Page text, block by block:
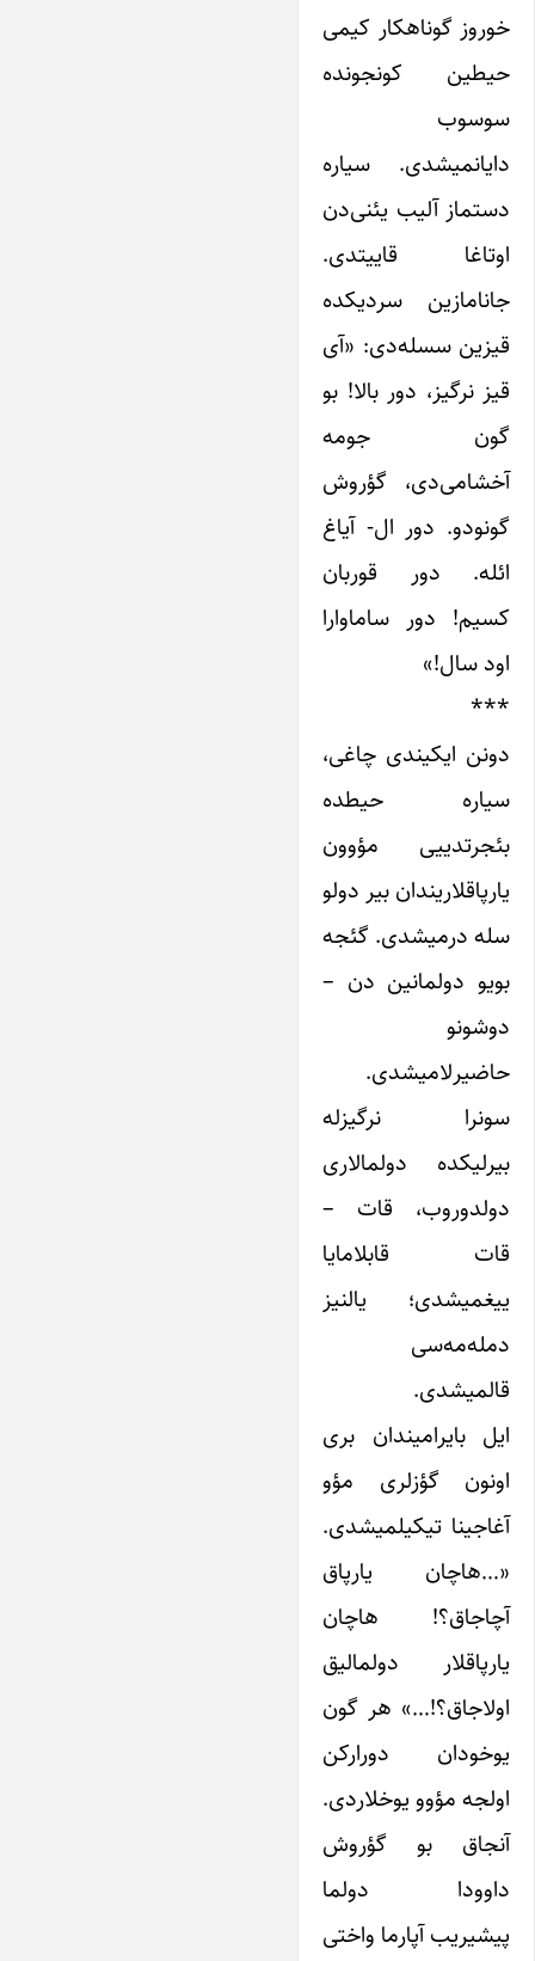
خوروز گوناهکار کیمی
حیطین کونجونده
سوسوب
دایانمیشدی. سیاره
دستماز آلیب یئنی‌دن
اوتاغا قاییتدی.
جانامازین سردیکده
قیزین سسله‌دی: «آی
قیز نرگیز، دور بالا! بو
گون جومه
آخشامی‌دی، گؤروش
گونودو. دور ال- آیاغ
ائله. دور قوربان
کسیم! دور ساماوارا
اود سال!»
***
دونن ایکیندی چاغی،
سیاره حیطده
بئجرتدییی مؤوون
یارپاقلاریندان بیر دولو
سله درمیشدی. گئجه
بویو دولمانین دن –
دوشونو
حاضیرلامیشدی.
سونرا نرگیزله
بیرلیکده دولمالاری
دولدوروب، قات –
قات قابلامایا
ییغمیشدی؛ یالنیز
دمله‌مه‌سی
قالمیشدی.
ایل بایرامیندان بری
اونون گؤزلری مؤو
آغاجینا تیکیلمیشدی.
«…هاچان یارپاق
آچاجاق؟! هاچان
یارپاقلار دولمالیق
اولاجاق؟!…» هر گون
یوخودان دورارکن
اولجه مؤوو یوخلاردی.
آنجاق بو گؤروش
داوودا دولما
پیشیریب آپارما واختی